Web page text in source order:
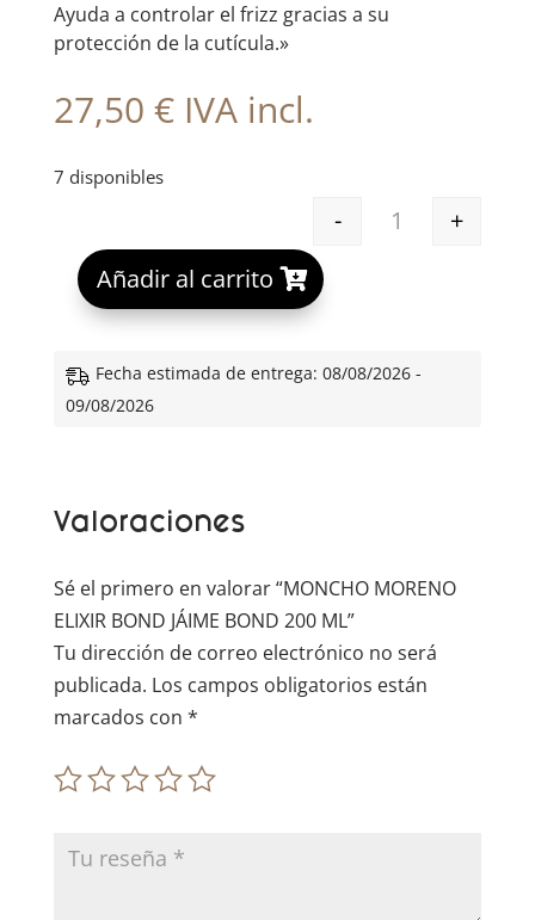
Ayuda a controlar el frizz gracias a su
protección de la cutícula.»
27,50 € IVA incl.
7 disponibles
MONCHO
-
+
Añadir al carrito
A
e
e
:
Fecha estimada de entrega: 08/08/2026 -
09/08/2026
Valoraciones
Sé el primero en valorar “MONCHO MORENO
ELIXIR BOND JÁIME BOND 200 ML”
Tu dirección de correo electrónico no será
publicada. Los campos obligatorios están
marcados con *